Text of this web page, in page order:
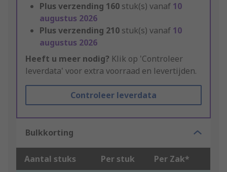
Plus verzending 160 stuk(s) vanaf 10
augustus 2026
Plus verzending 210 stuk(s) vanaf 10
augustus 2026
Heeft u meer nodig? Klik op 'Controleer
leverdata' voor extra voorraad en levertijden.
Controleer leverdata
Bulkkorting
Aantal stuks Per stuk Per Zak*